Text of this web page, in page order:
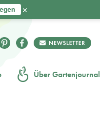
Über Gartenjournal
×